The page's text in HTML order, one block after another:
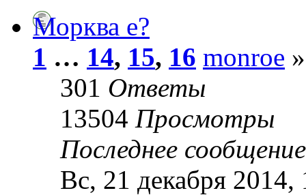
Морква е?
1 … 14, 15, 16 monroe
301 Ответы
13504 Просмотры
Последнее
Вс, 21 декабря 2014,